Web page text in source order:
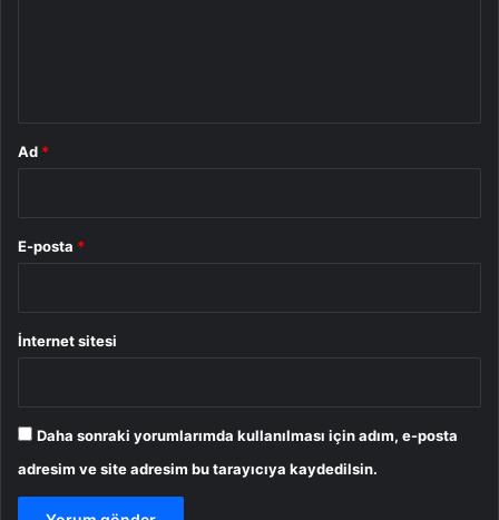
Ad *
E-posta *
İnternet sitesi
Daha sonraki yorumlarımda kullanılması için adım, e-posta
adresim ve site adresim bu tarayıcıya kaydedilsin.